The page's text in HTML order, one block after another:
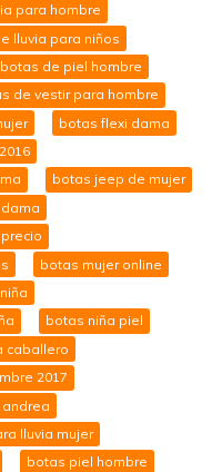
para hombre
lluvia para niños
botas de piel hombre
de vestir para hombre
botas flexi dama
botas jeep de mujer
botas mujer online
botas niña piel
caballero
2017
lluvia mujer
botas piel hombre